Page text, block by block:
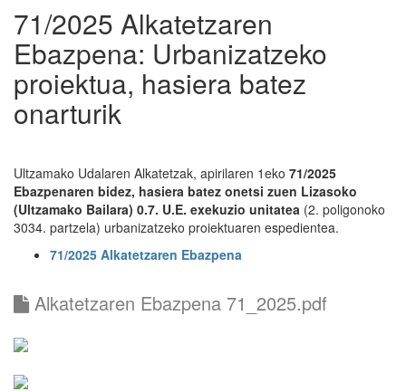
71/2025 Alkatetzaren
Ebazpena: Urbanizatzeko
proiektua, hasiera batez
onarturik
Ultzamako Udalaren Alkatetzak, apirilaren 1eko 71/2025
Ebazpenaren bidez, hasiera batez onetsi zuen Lizasoko
(Ultzamako Bailara) 0.7. U.E. exekuzio unitatea (2. poligonoko
3034. partzela) urbanizatzeko proiektuaren espedientea.
71/2025 Alkatetzaren Ebazpena
Alkatetzaren Ebazpena 71_2025.pdf